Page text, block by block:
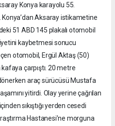
Konya karayolu 55.
Aksaray istikametine
51 ABD 145 plakalı otomobil
kaybetmesi sonucu
otomobil, Ergül Aktaş (50)
çarpıştı. 20 metre
araç sürücüsü Mustafa
yitirdi. Olay yerine çağrılan
sıkıştığı yerden cesedi
Hastanesi’ne morguna